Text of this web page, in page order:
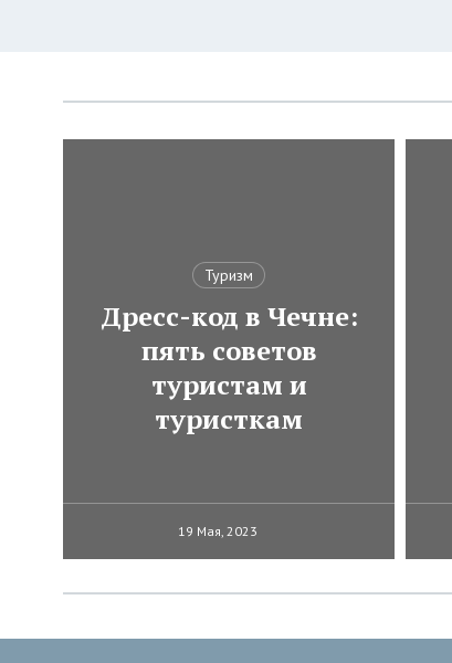
Туризм
Дресс-код в Чечне:
пять советов
туристам и
туристкам
19 Мая, 2023